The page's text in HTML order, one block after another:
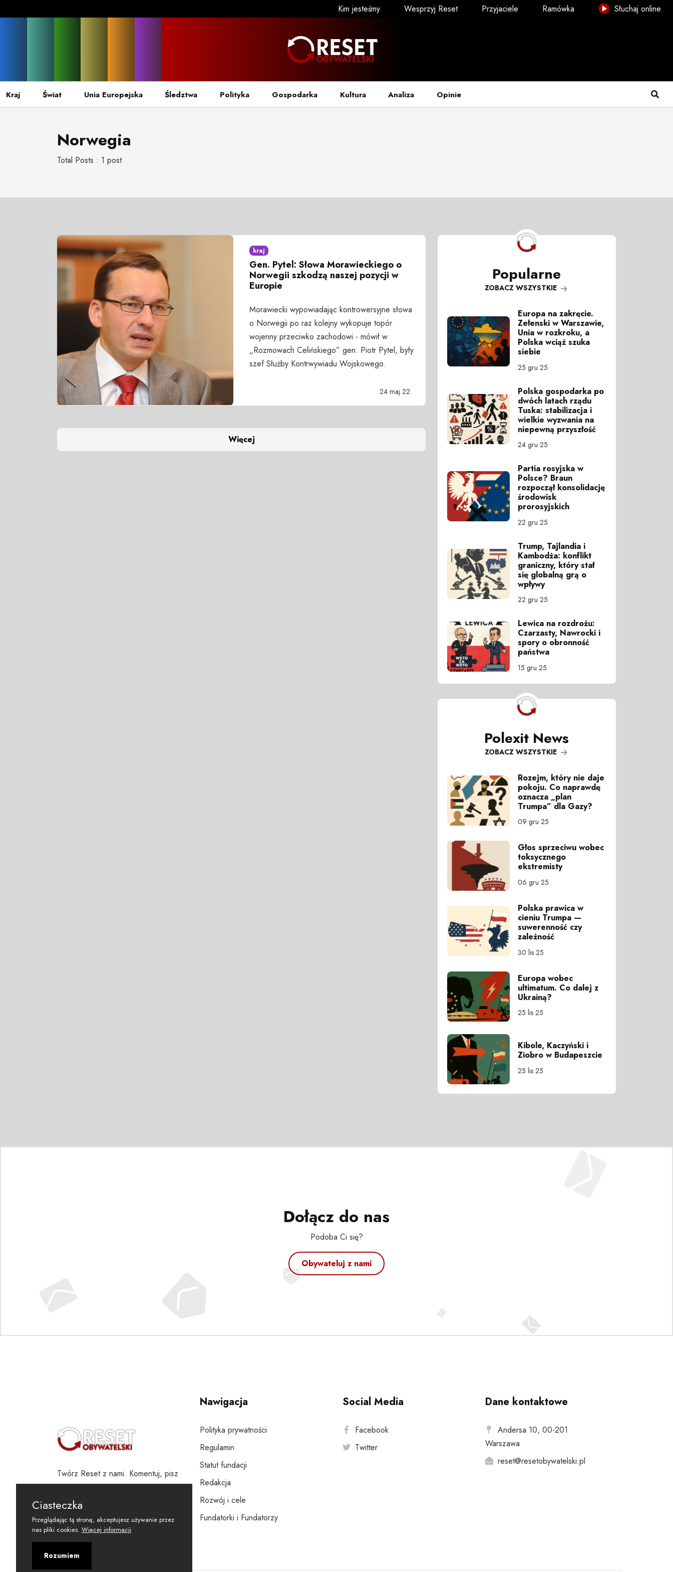
Kim jesteśmy Wesprzyj Reset Przyjaciele Ramówka Słuchaj online
Kraj Świat Unia Europejska Śledztwa Polityka Gospodarka Kultura Analiza Opinie
Norwegia
Total Posts : 1 post
kraj
Gen. Pytel: Słowa Morawieckiego o
Norwegii szkodzą naszej pozycji w
Europie
Morawiecki wypowiadając kontrowersyjne słowa
o Norwegii po raz kolejny wykopuje topór
wojenny przeciwko zachodowi - mówił w
„Rozmowach Celińskiego” gen. Piotr Pytel, były
szef Służby Kontrwywiadu Wojskowego.
24 maj 22
Więcej
Popularne
ZOBACZ WSZYSTKIE
Europa na zakręcie.
Zełenski w Warszawie,
Unia w rozkroku, a
Polska wciąż szuka
siebie
25 gru 25
Polska gospodarka po
dwóch latach rządu
Tuska: stabilizacja i
wielkie wyzwania na
niepewną przyszłość
24 gru 25
Partia rosyjska w
Polsce? Braun
rozpoczął konsolidację
środowisk
prorosyjskich
22 gru 25
Trump, Tajlandia i
Kambodża: konflikt
graniczny, który stał
się globalną grą o
wpływy
22 gru 25
Lewica na rozdrożu:
Czarzasty, Nawrocki i
spory o obronność
państwa
15 gru 25
Polexit News
ZOBACZ WSZYSTKIE
Rozejm, który nie daje
pokoju. Co naprawdę
oznacza „plan
Trumpa” dla Gazy?
09 gru 25
Głos sprzeciwu wobec
toksycznego
ekstremisty
06 gru 25
Polska prawica w
cieniu Trumpa —
suwerenność czy
zależność
30 lis 25
Europa wobec
ultimatum. Co dalej z
Ukrainą?
25 lis 25
Kibole, Kaczyński i
Ziobro w Budapeszcie
25 lis 25
Dołącz do nas
Podoba Ci się?
Obywateluj z nami
Twórz Reset z nami. Komentuj, pisz
i wspieraj
Nawigacja
Polityka prywatności
Regulamin
Statut fundacji
Redakcja
Rozwój i cele
Fundatorki i Fundatorzy
Social Media
Facebook
Twitter
Dane kontaktowe
Andersa 10, 00-201
Warszawa
reset@resetobywatelski.pl
Ciasteczka
Przeglądając tą stronę, akceptujesz używanie przez
nas pliki cookies. Więcej informacji
Rozumiem